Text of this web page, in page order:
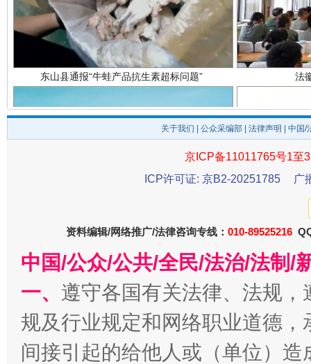
东山县通报“牛蛙产品抗生素超标问题” 法
关于我们 公众采编部 法律声明 | 中国
京ICP备11011765号1至
ICP许可证: 京B2-20251785
广
资料编辑/网络推广/法律咨询专线： 010-89525216
中国/公众/公共/全民/法治/法制/
一、 遵守各国有关法律、法规
规及行业规定和网络职业道德
间接引起的给他人或（单位）